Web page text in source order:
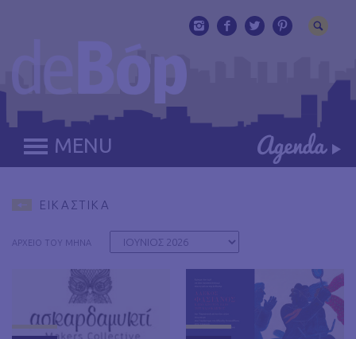
MENU
ΕΙΚΑΣΤΙΚΑ
ΑΡΧΕΙΟ ΤΟΥ ΜΗΝΑ